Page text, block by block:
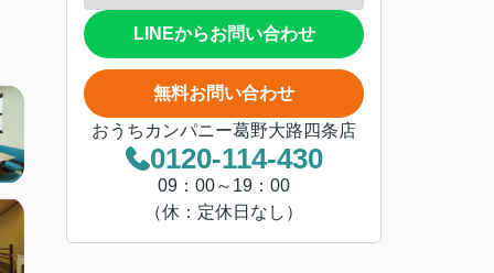
LINEからお問い合わせ
無料お問い合わせ
おうちカンパニー葛野大路四条店
0120-114-430
09：00～19：00
（休：定休日なし）